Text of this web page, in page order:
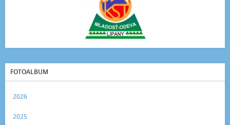
FOTOALBUM
2026
2025